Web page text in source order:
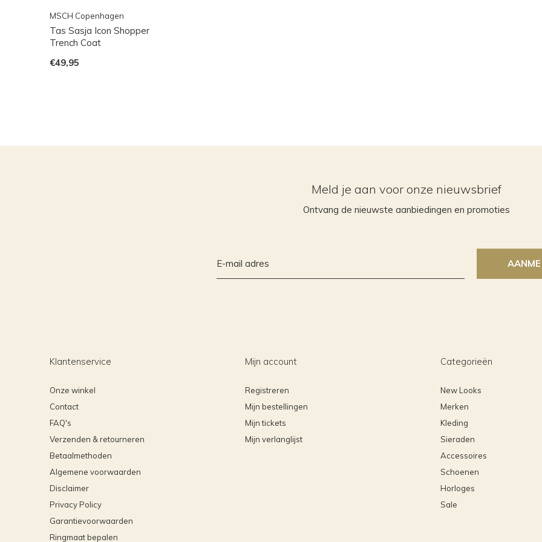
MSCH Copenhagen
Tas Sasja Icon Shopper
Trench Coat
€49,95
Meld je aan voor onze nieuwsbrief
Ontvang de nieuwste aanbiedingen en promoties
Klantenservice
Onze winkel
Contact
FAQ's
Verzenden & retourneren
Betaalmethoden
Algemene voorwaarden
Disclaimer
Privacy Policy
Garantievoorwaarden
Ringmaat bepalen
Mijn account
Registreren
Mijn bestellingen
Mijn tickets
Mijn verlanglijst
Categorieën
New Looks
Merken
Kleding
Sieraden
Accessoires
Schoenen
Horloges
Sale